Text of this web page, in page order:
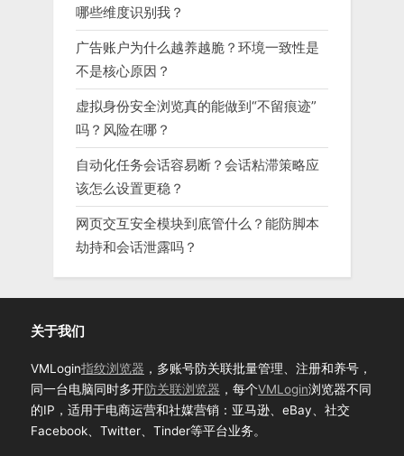
哪些维度识别我？
广告账户为什么越养越脆？环境一致性是
不是核心原因？
虚拟身份安全浏览真的能做到“不留痕迹”
吗？风险在哪？
自动化任务会话容易断？会话粘滞策略应
该怎么设置更稳？
网页交互安全模块到底管什么？能防脚本
劫持和会话泄露吗？
关于我们
VMLogin指纹浏览器 ，多账号防关联批量管理、注册和养号，
同一台电脑同时多开防关联浏览器 ，每个VMLogin浏览器不同
的IP，适用于电商运营和社媒营销：亚马逊、eBay、社交
Facebook、Twitter、Tinder等平台业务。